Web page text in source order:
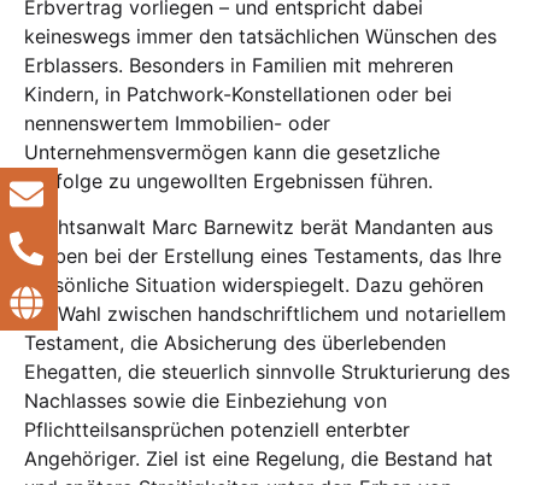
Erbvertrag vorliegen – und entspricht dabei
keineswegs immer den tatsächlichen Wünschen des
Erblassers. Besonders in Familien mit mehreren
Kindern, in Patchwork-Konstellationen oder bei
nennenswertem Immobilien- oder
Unternehmensvermögen kann die gesetzliche
Erbfolge zu ungewollten Ergebnissen führen.
Rechtsanwalt Marc Barnewitz berät Mandanten aus
Karben bei der Erstellung eines Testaments, das Ihre
persönliche Situation widerspiegelt. Dazu gehören
die Wahl zwischen handschriftlichem und notariellem
Testament, die Absicherung des überlebenden
Ehegatten, die steuerlich sinnvolle Strukturierung des
Nachlasses sowie die Einbeziehung von
Pflichtteilsansprüchen potenziell enterbter
Angehöriger. Ziel ist eine Regelung, die Bestand hat